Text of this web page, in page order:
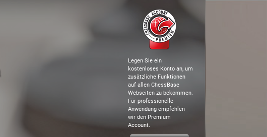
Legen Sie ein
kostenloses Konto an, um
zusätzliche Funktionen
auf allen ChessBase
Webseiten zu bekommen.
Für professionelle
Anwendung empfehlen
wir den Premium
Account.